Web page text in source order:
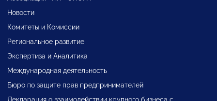
Новости
Комитеты и Комиссии
Региональное развитие
Экспертиза и Аналитика
Международная деятельность
Бюро по защите прав предпринимателей